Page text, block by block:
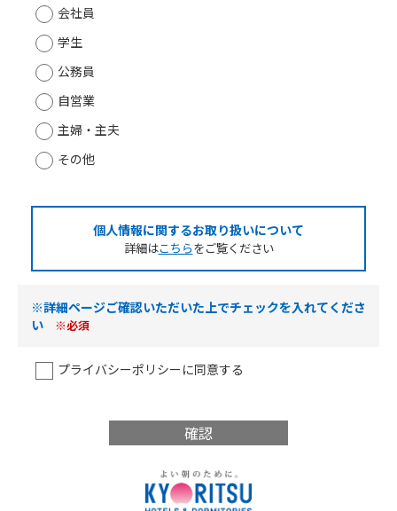
会社員
学生
公務員
自営業
主婦・主夫
その他
個人情報に関するお取り扱いについて
詳細はこちらをご覧ください
※詳細ページご確認いただいた上でチェックを入れてくださ
い
※必須
プライバシーポリシーに同意する